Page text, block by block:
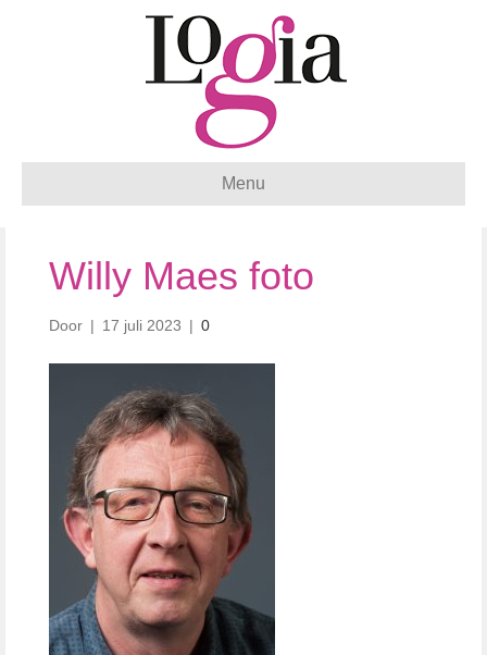
Menu
Willy Maes foto
Door | 17 juli 2023 | 0